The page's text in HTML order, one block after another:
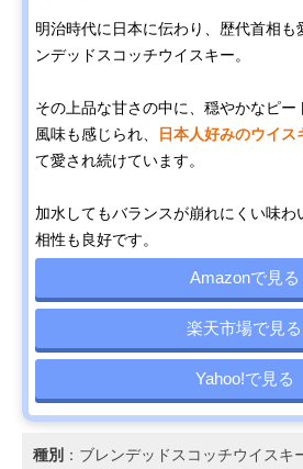
明治時代に日本に伝わり、歴代首相も
ンデッドスコッチウイスキー。
その上品な甘さの中に、穏やかなピー
風味も感じられ、
日本人好みのウイス
て愛され続けています。
加水してもバランスが崩れにくい味
相性も良好です。
Amazonで見る
楽天市場で見る
Yahoo!で見る
種別 ：ブレンデッドスコッチウイスキ